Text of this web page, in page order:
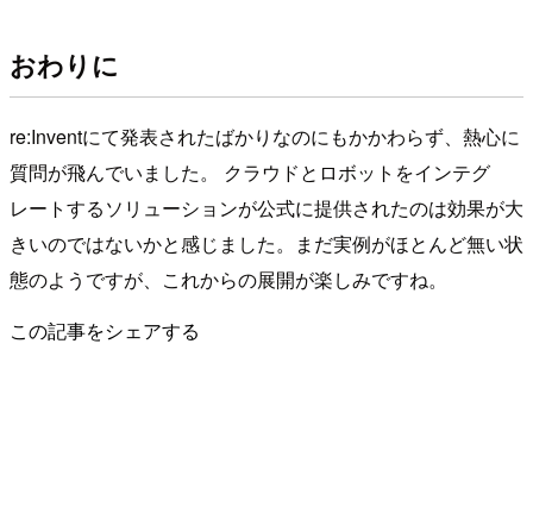
おわりに
re:Inventにて発表されたばかりなのにもかかわらず、熱心に
質問が飛んでいました。 クラウドとロボットをインテグ
レートするソリューションが公式に提供されたのは効果が大
きいのではないかと感じました。まだ実例がほとんど無い状
態のようですが、これからの展開が楽しみですね。
この記事をシェアする